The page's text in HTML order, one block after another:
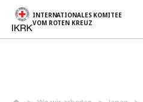
INTERNATIONALES KOMITEE
VOM ROTEN KREUZ